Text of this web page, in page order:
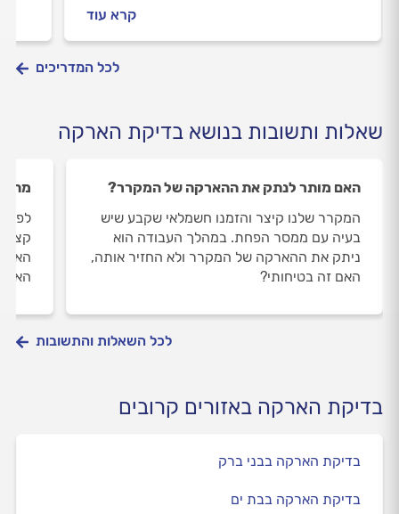
קרא עוד
לכל המדריכים
שאלות ותשובות בנושא בדיקת הארקה
האם מותר לנתק את ההארקה של המקרר?
המקרר שלנו קיצר והזמנו חשמלאי שקבע שיש
בעיה עם ממסר הפחת. במהלך העבודה הוא
ניתק את ההארקה של המקרר ולא החזיר אותה,
האם זה בטיחותי?
מה
קצר.
לכל השאלות והתשובות
בדיקת הארקה באזורים קרובים
בדיקת הארקה בבני ברק
בדיקת הארקה בבת ים